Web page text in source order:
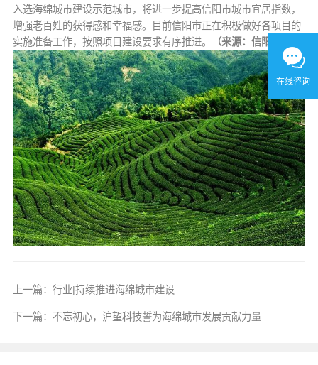
入选海绵城市建设示范城市，将进一步提高信阳市城市宜居指数，
增强老百姓的获得感和幸福感。目前信阳市正在积极做好各项目的
实施准备工作，按照项目建设要求有序推进。
（来源：信阳日报）
上一篇： 行业|持续推进海绵城市建设
下一篇： 不忘初心，沪望科技誓为海绵城市发展贡献力量
在线咨询